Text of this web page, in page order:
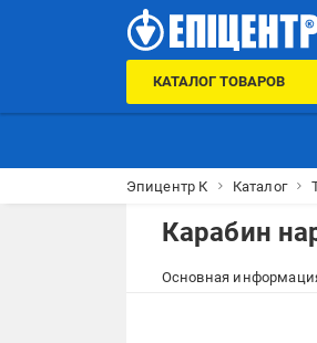
КАТАЛОГ ТОВАРОВ
Эпицентр К Каталог
Карабин
Основная